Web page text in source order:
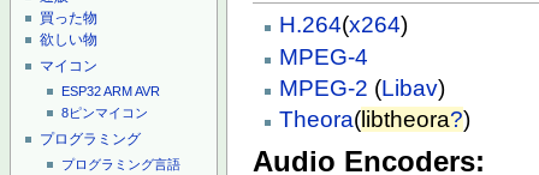
買った物
欲しい物
マイコン
ESP32ARMAVR
8ピンマイコン
プログラミング
プログラミング言語
H.264(x264)
MPEG-4
MPEG-2 (Libav)
Theora( libtheora?)
Audio Encoders: